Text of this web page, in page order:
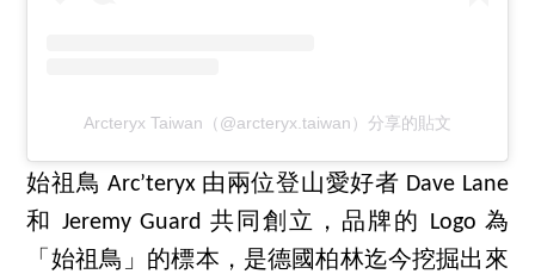
Arcteryx Taiwan（@arcteryx.taiwan）分享的貼文
始祖鳥 Arc’teryx 由兩位登山愛好者 Dave Lane
和 Jeremy Guard 共同創立，品牌的 Logo 為
「始祖鳥」的標本，是德國柏林迄今挖掘出來